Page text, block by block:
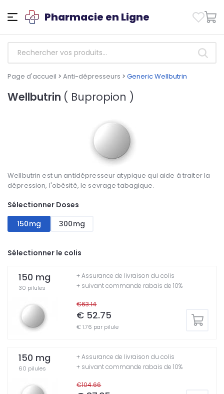
Pharmacie en Ligne
Page d'accueil > Anti-dépresseurs > Generic Wellbutrin
Wellbutrin ( Bupropion )
Wellbutrin est un antidépresseur atypique qui aide à traiter la
dépression, l'obésité, le sevrage tabagique.
Sélectionner Doses
150mg
300mg
Sélectionner le colis
150 mg
30 pilules
€63.14
€ 52.75
€ 1.76 par pilule
+ Assurance de livraison du colis
+ suivant commande rabais de 10%
150 mg
60 pilules
€104.66
+ Assurance de livraison du colis
+ suivant commande rabais de 10%